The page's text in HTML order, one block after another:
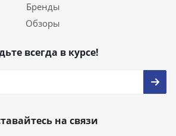
Бренды
Обзоры
всегда в курсе!
на связи